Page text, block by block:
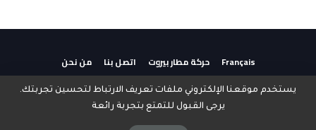
من نحن اتصل بنا حركة مطار بيروت Français
جميع الحقوق محفوظة لـ صوت لبنان الاغترابي © 2020 من
يستخدم موقعنا الإلكتروني ملفات تعريف الارتباط لتحسين تجربتك.
يرجى القبول للتمتع بتجربة رائعة